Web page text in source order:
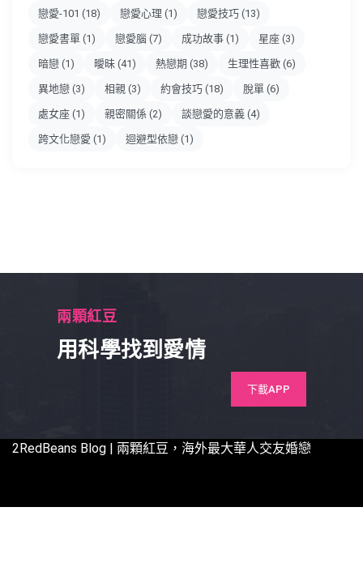
戀愛-101 (18) 戀愛心理 (1) 戀愛技巧 (13)
戀愛書單 (1) 戀愛腦 (7) 成功故事 (1) 星座 (3)
暗戀 (1) 曖昧 (41) 熱戀期 (38) 生理性喜歡 (6)
異地戀 (3) 相親 (3) 約會技巧 (18) 脫單 (6)
處女座 (1) 親密關係 (2) 談戀愛的意義 (4)
跨文化戀愛 (1) 迴避型依戀 (1)
兩顆紅豆
用科學找到愛情
下載APP
2RedBeans Blog | 兩顆紅豆，海外最大華人交友婚戀